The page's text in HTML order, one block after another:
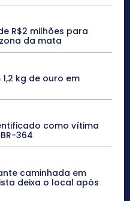
R$2 milhões para
da mata
1,2 kg de ouro em
como vítima
364
caminhada em
deixa o local após